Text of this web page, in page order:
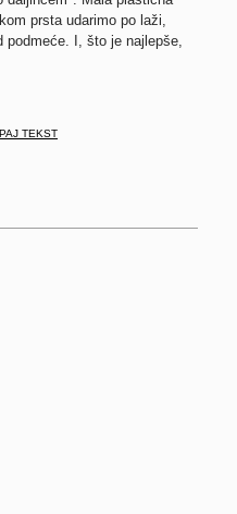
prsta udarimo po laži,
podmeće. I, što je najlepše,
TEKST